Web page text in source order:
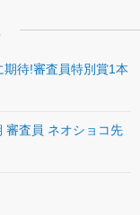
・デイ
シャン
ーズ
待!審査員特別賞1本
審査員 ネオショコ先